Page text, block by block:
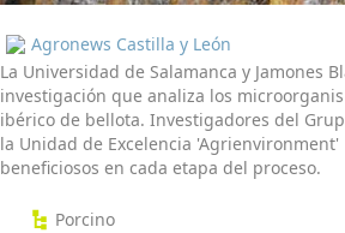
Agronews Castilla y León
La Universidad de Salamanca y Jamones
investigación que analiza los
ibérico de bellota. Investigadores del
la Unidad de Excelencia
beneficiosos en cada etapa del proceso.
Porcino